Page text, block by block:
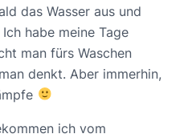
das Wasser aus und
habe meine Tage
man fürs Waschen
denkt. Aber immerhin,
ich vom